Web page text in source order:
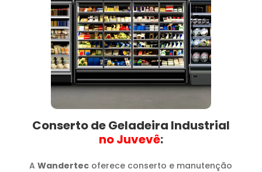
Conserto de Geladeira Industrial
no Juvevê​:
AWandertec oferece conserto e manutenção